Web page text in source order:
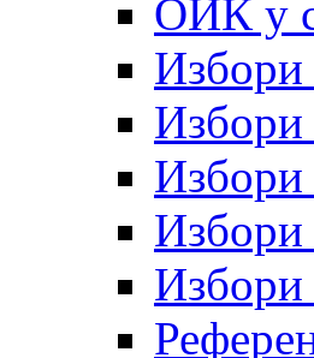
ОИК у
Избори
Избори
Избори
Избори
Избори